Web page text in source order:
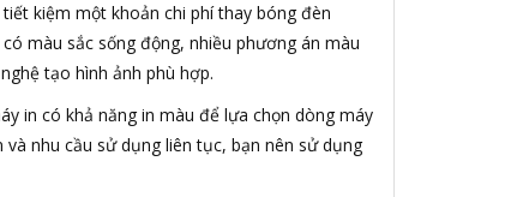
kiệm một khoản chi phí thay bóng đèn
màu sắc sống động, nhiều phương án màu
tạo hình ảnh phù hợp.
in có khả năng in màu để lựa chọn dòng máy
nhu cầu sử dụng liên tục, bạn nên sử dụng